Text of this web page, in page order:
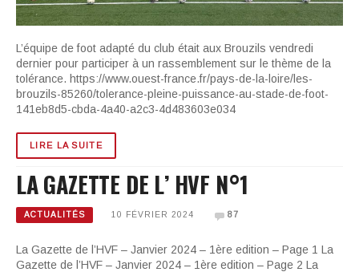
L’équipe de foot adapté du club était aux Brouzils vendredi
dernier pour participer à un rassemblement sur le thème de la
tolérance. https://www.ouest-france.fr/pays-de-la-loire/les-
brouzils-85260/tolerance-pleine-puissance-au-stade-de-foot-
141eb8d5-cbda-4a40-a2c3-4d483603e034
LIRE LA SUITE
LA GAZETTE DE L’ HVF N°1
ACTUALITÉS 10 FÉVRIER 2024 87
La Gazette de l’HVF – Janvier 2024 – 1ère edition – Page 1 La
Gazette de l’HVF – Janvier 2024 – 1ère edition – Page 2 La